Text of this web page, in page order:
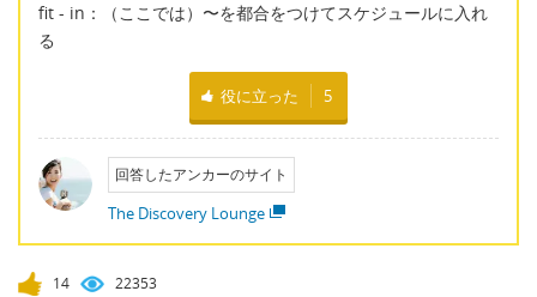
fit - in：（ここでは）〜を都合をつけてスケジュールに入れ
る
役に立った 5
回答したアンカーのサイト
The Discovery Lounge
14 22353